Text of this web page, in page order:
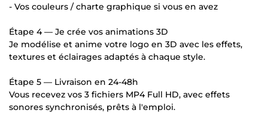
- Vos couleurs / charte graphique si vous en avez
Étape 4 — Je crée vos animations 3D
Je modélise et anime votre logo en 3D avec les effets,
textures et éclairages adaptés à chaque style.
Étape 5 — Livraison en 24-48h
Vous recevez vos 3 fichiers MP4 Full HD, avec effets
sonores synchronisés, prêts à l'emploi.